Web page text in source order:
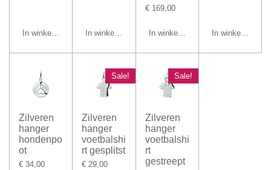
In winkelwagen In winkelwagen
€ 169,00
In winkelwagen In winkelwagen
Zilveren
hanger
hondenpo
ot
€ 34,00
Sale!
Zilveren
hanger
voetbalshi
rt gesplitst
€ 29,00
Sale!
Zilveren
hanger
voetbalshi
rt
gestreept